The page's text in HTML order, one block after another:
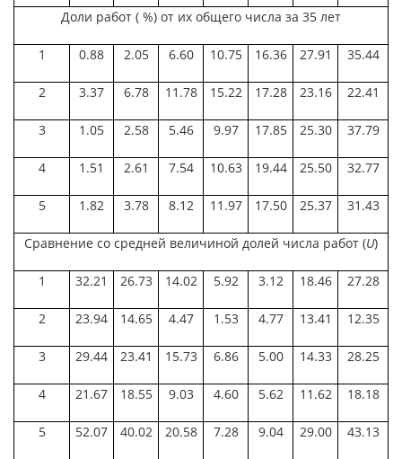
Доли работ ( %) от их общего числа за 35 лет
1 0.88 2.05 6.60 10.75 16.36 27.91 35.44
2 3.37 6.78 11.78 15.22 17.28 23.16 22.41
3 1.05 2.58 5.46 9.97 17.85 25.30 37.79
4 1.51 2.61 7.54 10.63 19.44 25.50 32.77
5 1.82 3.78 8.12 11.97 17.50 25.37 31.43
Сравнение со средней величиной долей числа работ (U)
1 32.21 26.73 14.02 5.92 3.12 18.46 27.28
2 23.94 14.65 4.47 1.53 4.77 13.41 12.35
3 29.44 23.41 15.73 6.86 5.00 14.33 28.25
4 21.67 18.55 9.03 4.60 5.62 11.62 18.18
5 52.07 40.02 20.58 7.28 9.04 29.00 43.13